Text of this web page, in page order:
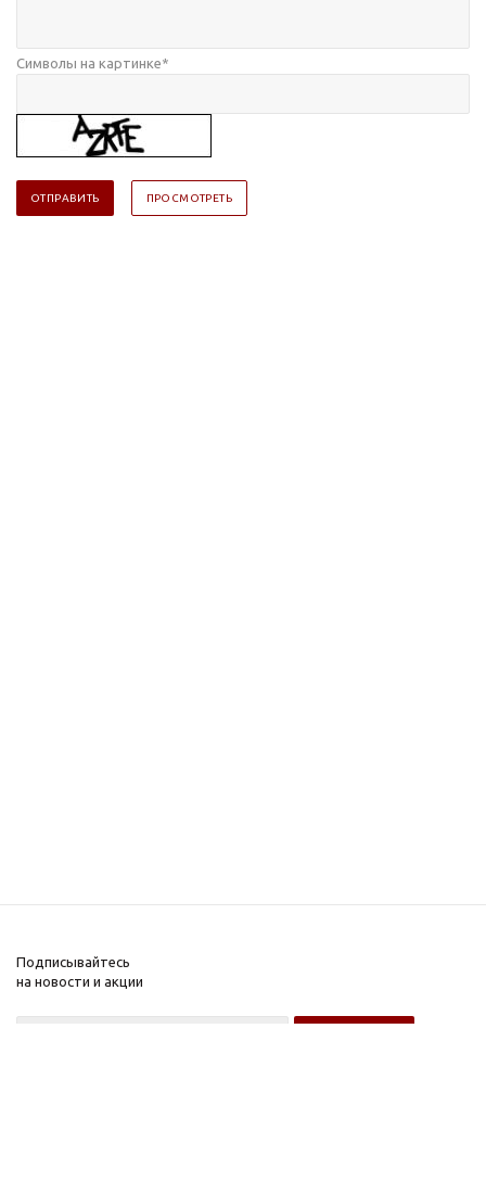
Символы на картинке*
Подписывайтесь
на новости и акции